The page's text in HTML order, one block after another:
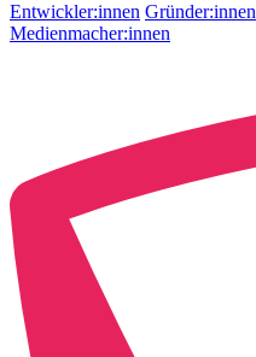
Entwickler:innen Gründer:innen
Medienmacher:innen